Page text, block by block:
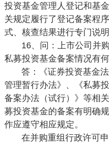
投资基金管理人登记和基
关规定履行了登记备案程
式、核查结果进行专门说明
16、问：上市公司并
私募投资基金备案情况有
答：《证券投资基金
管理暂行办法》、《私募
备案办法（试行）》等相
募投资基金的备案有明确
作应遵守相应规定。
在并购重组行政许可